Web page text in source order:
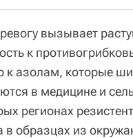
вызывает
к
к азолам, которые
в медицине и
регионах
в образцах из